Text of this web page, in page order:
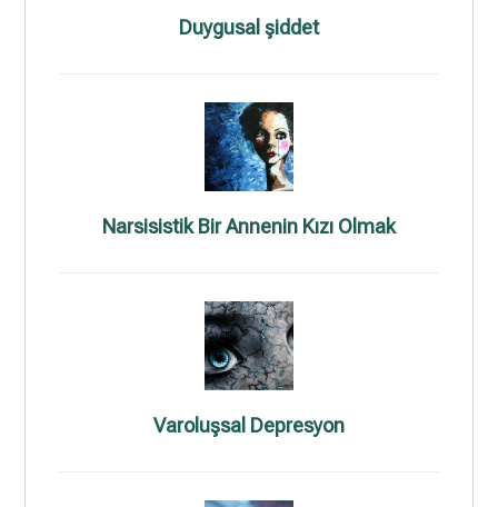
Duygusal şiddet
Narsisistik Bir Annenin Kızı Olmak
Varoluşsal Depresyon